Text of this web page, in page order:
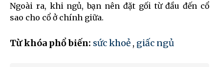
Ngoài ra, khi ngủ, bạn nên đặt gối từ đầu đến cổ
sao cho cổ ở chính giữa.
Từ khóa phổ biến: sức khoẻ , giấc ngủ